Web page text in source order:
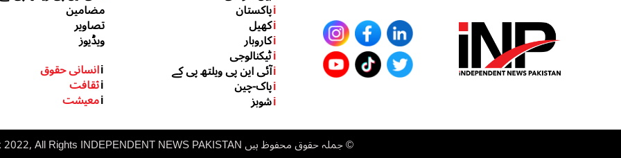
iپاکستان
iکھیل
iکاروبار
iٹیکنالوجی
iآئی این پی ویلتھ پی کے
iپاک-چین
iشوبز
مضامین
تصاویر
ویڈیوز
iانسانی حقوق
iثقافت
iمعیشت
©جملہ حقوق محفوظ ہیں inp.net.pk 2022, All Rights INDEPENDENT NEWS PAKISTAN